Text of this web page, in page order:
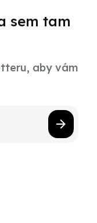
sem tam
aby vám